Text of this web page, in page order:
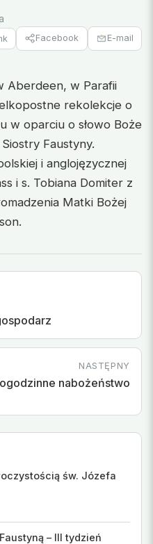
Facebook E-mail
Aberdeen, w Parafii
rekolekcje o
w oparciu o słowo Boże
Faustyny.
i anglojęzycznej
i s. Tobiana Domiter z
Matki Bożej
NASTĘPNY
nabożeństwo
św. Józefa
– III tydzień